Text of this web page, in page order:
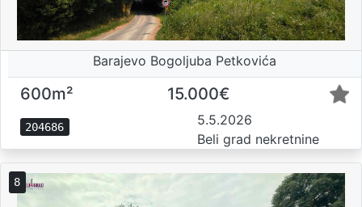
Barajevo Bogoljuba Petkovića
600m² 15.000€
204686
5.5.2026
Beli grad nekretnine
8